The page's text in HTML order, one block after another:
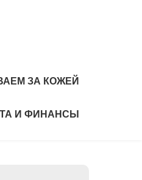
ЗА КОЖЕЙ
И ФИНАНСЫ